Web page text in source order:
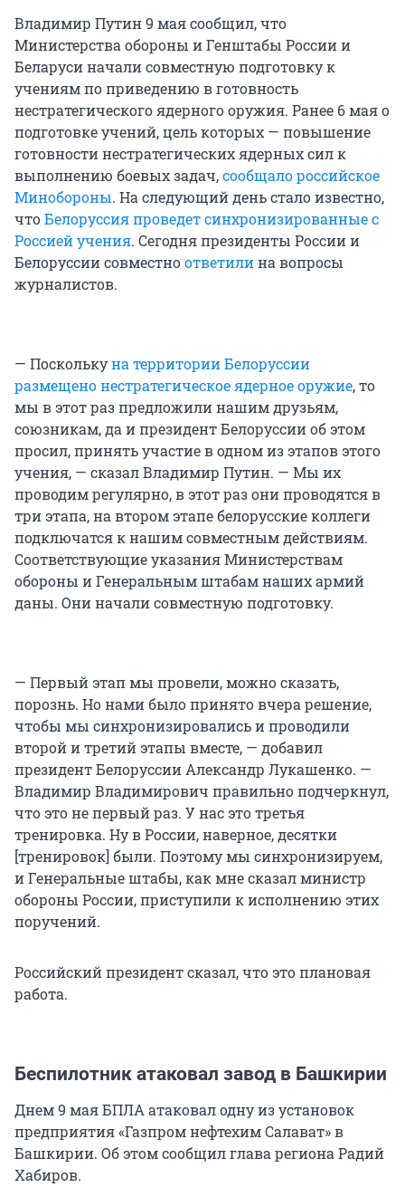
Владимир Путин 9 мая сообщил, что
Министерства обороны и Генштабы России и
Беларуси начали совместную подготовку к
учениям по приведению в готовность
нестратегического ядерного оружия. Ранее 6 мая о
подготовке учений, цель которых — повышение
готовности нестратегических ядерных сил к
выполнению боевых задач,сообщало российское
Минобороны. На следующий день стало известно,
чтоБелоруссия проведет синхронизированные с
Россией учения. Сегодня президенты России и
Белоруссии совместноответилина вопросы
журналистов.
— Посколькуна территории Белоруссии
размещено нестратегическое ядерное оружие, то
мы в этот раз предложили нашим друзьям,
союзникам, да и президент Белоруссии об этом
просил, принять участие в одном из этапов этого
учения, — сказал Владимир Путин. — Мы их
проводим регулярно, в этот раз они проводятся в
три этапа, на втором этапе белорусские коллеги
подключатся к нашим совместным действиям.
Соответствующие указания Министерствам
обороны и Генеральным штабам наших армий
даны. Они начали совместную подготовку.
— Первый этап мы провели, можно сказать,
порознь. Но нами было принято вчера решение,
чтобы мы синхронизировались и проводили
второй и третий этапы вместе, — добавил
президент Белоруссии Александр Лукашенко. —
Владимир Владимирович правильно подчеркнул,
что это не первый раз. У нас это третья
тренировка. Ну в России, наверное, десятки
[тренировок] были. Поэтому мы синхронизируем,
и Генеральные штабы, как мне сказал министр
обороны России, приступили к исполнению этих
поручений.
Российский президент сказал, что это плановая
работа.
Беспилотник атаковал завод в Башкирии
Днем 9 мая БПЛА атаковал одну из установок
предприятия «Газпром нефтехим Салават» в
Башкирии. Об этом сообщил глава региона Радий
Хабиров.